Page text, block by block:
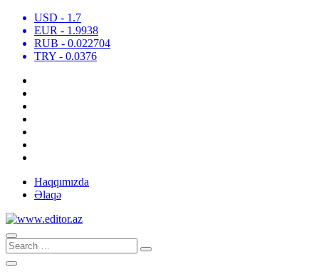
USD - 1.7
EUR - 1.9938
RUB - 0.022704
TRY - 0.0376
Haqqımızda
Əlaqə